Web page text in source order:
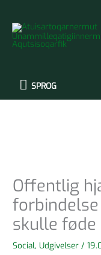
indholdet
SPROG
Offentlig
skulle føde
Social, Udgivelser /